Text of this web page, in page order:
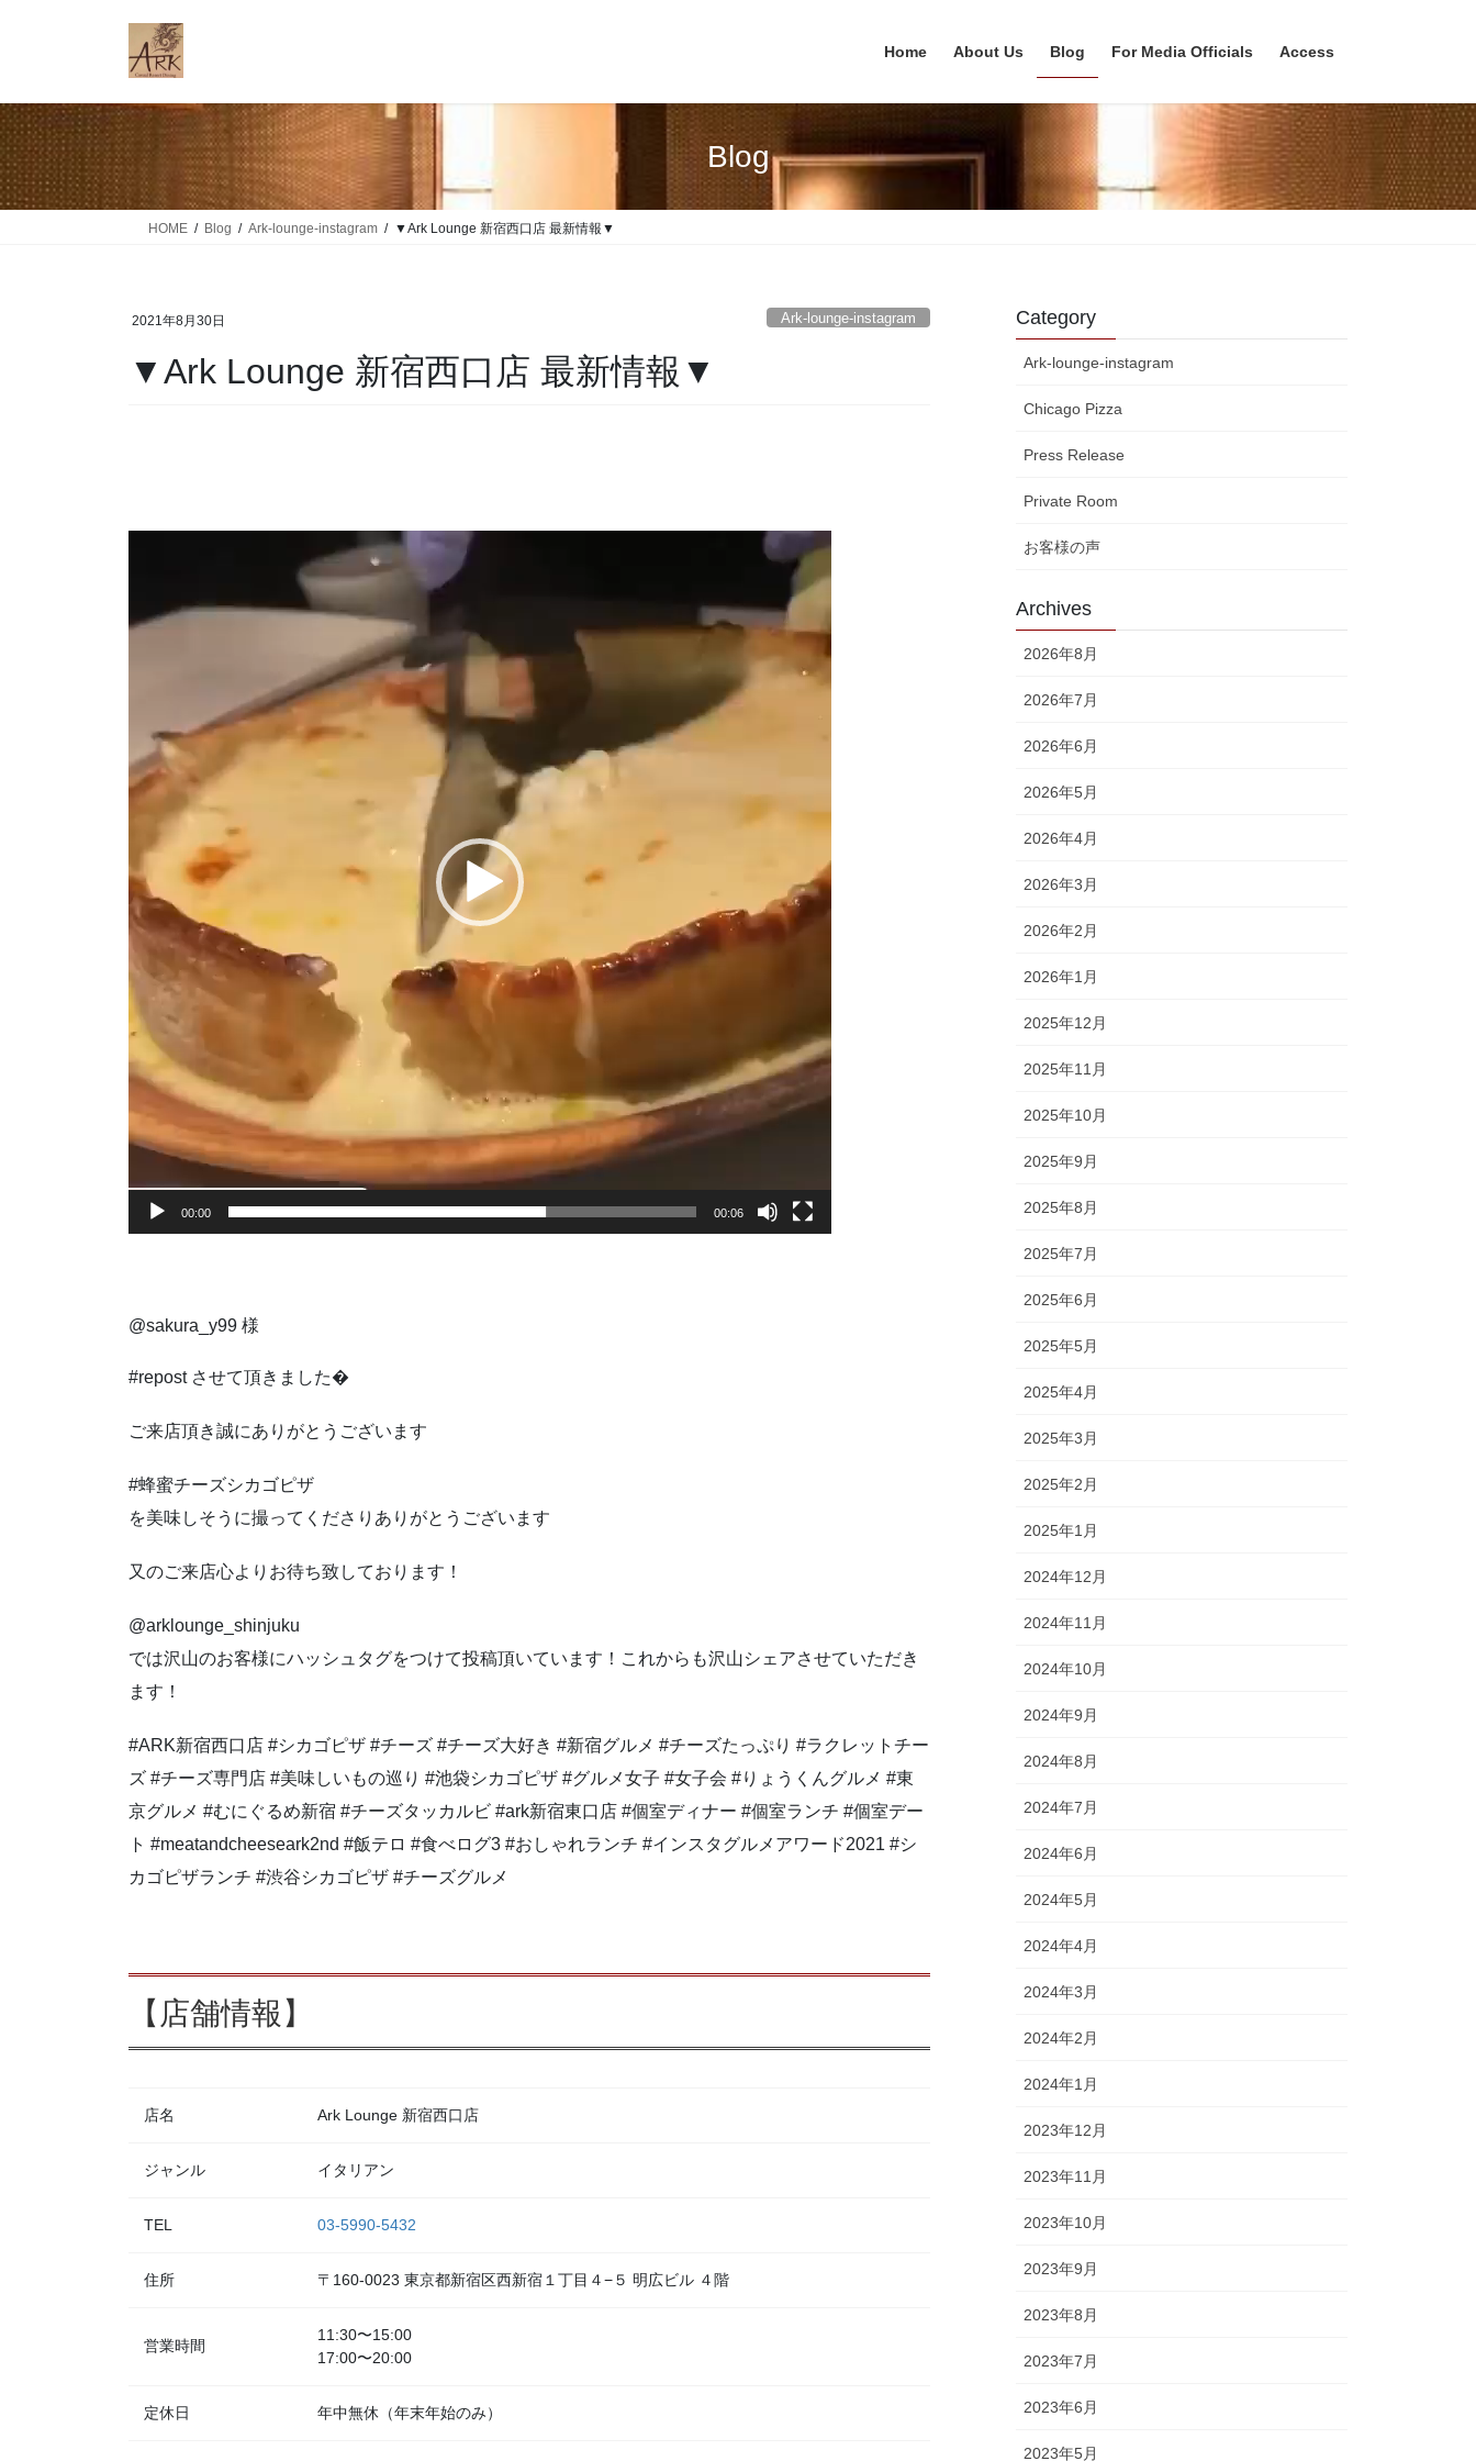
ツ
に
移
動
シ
ョ
ン
に
Home About Us Blog For Media Officials Access
Blog
HOME Blog Ark-lounge-instagram ▼Ark Lounge 新宿西口店 最新情報▼
2021年8月30日 Ark-lounge-instagram
▼Ark Lounge 新宿西口店 最新情報▼
レ
00:00 00:06
@sakura_y99 様
#repost させて頂きました�
ご来店頂き誠にありがとうございます
#蜂蜜チーズシカゴピザ
を美味しそうに撮ってくださりありがとうございます
又のご来店心よりお待ち致しております！
@arklounge_shinjuku
では沢山のお客様にハッシュタグをつけて投稿頂いています！これからも沢山シェアさせていただき
ます！
#ARK新宿西口店 #シカゴピザ #チーズ #チーズ大好き #新宿グルメ #チーズたっぷり #ラクレットチー
ズ #チーズ専門店 #美味しいもの巡り #池袋シカゴピザ #グルメ女子 #女子会 #りょうくんグルメ #東
京グルメ #むにぐるめ新宿 #チーズタッカルビ #ark新宿東口店 #個室ディナー #個室ランチ #個室デー
ト #meatandcheeseark2nd #飯テロ #食べログ3 #おしゃれランチ #インスタグルメアワード2021 #シ
カゴピザランチ #渋谷シカゴピザ #チーズグルメ
【店舗情報】
店名 Ark Lounge 新宿西口店
ジャンル イタリアン
TEL 03-5990-5432
住所 〒160-0023 東京都新宿区西新宿１丁目４−５ 明広ビル ４階
営業時間
11:30〜15:00
17:00〜20:00
定休日 年中無休（年末年始のみ）
Category
Ark-lounge-instagram
Chicago Pizza
Press Release
Private Room
お客様の声
Archives
2026年8月
2026年7月
2026年6月
2026年5月
2026年4月
2026年3月
2026年2月
2026年1月
2025年12月
2025年11月
2025年10月
2025年9月
2025年8月
2025年7月
2025年6月
2025年5月
2025年4月
2025年3月
2025年2月
2025年1月
2024年12月
2024年11月
2024年10月
2024年9月
2024年8月
2024年7月
2024年6月
2024年5月
2024年4月
2024年3月
2024年2月
2024年1月
2023年12月
2023年11月
2023年10月
2023年9月
2023年8月
2023年7月
2023年6月
2023年5月